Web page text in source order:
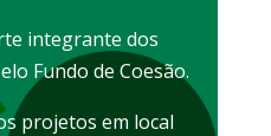
integrante dos
Fundo de Coesão.
projetos em local